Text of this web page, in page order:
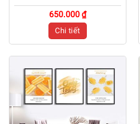
650.000 ₫
Chi tiết